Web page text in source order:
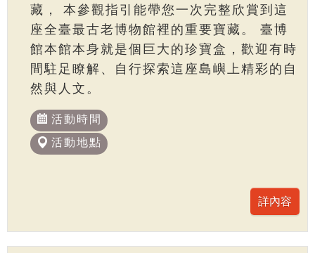
藏， 本參觀指引能帶您一次完整欣賞到這
座全臺最古老博物館裡的重要寶藏。 臺博
館本館本身就是個巨大的珍寶盒，歡迎有時
間駐足瞭解、自行探索這座島嶼上精彩的自
然與人文。
活動時間
活動地點